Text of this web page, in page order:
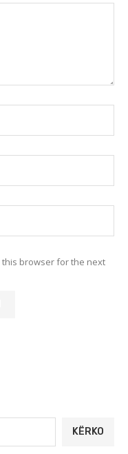
this browser for the next
KËRKO